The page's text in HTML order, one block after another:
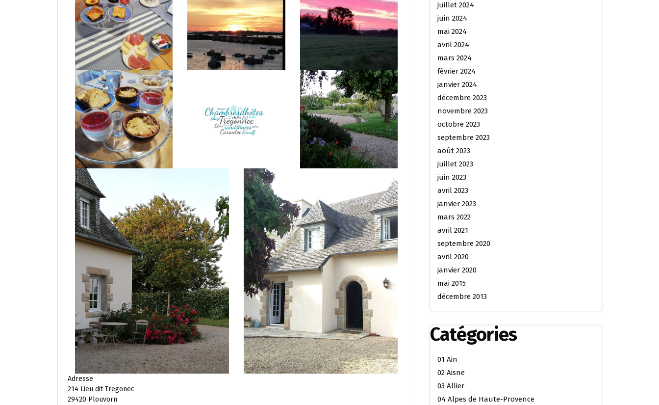
Adresse
214 Lieu dit Tregonec
29420 Plouvorn
juillet 2024
juin 2024
mai 2024
avril 2024
mars 2024
février 2024
janvier 2024
décembre 2023
novembre 2023
octobre 2023
septembre 2023
août 2023
juillet 2023
juin 2023
avril 2023
janvier 2023
mars 2022
avril 2021
septembre 2020
avril 2020
janvier 2020
mai 2015
décembre 2013
Catégories
01 Ain
02 Aisne
03 Allier
04 Alpes de Haute-Provence